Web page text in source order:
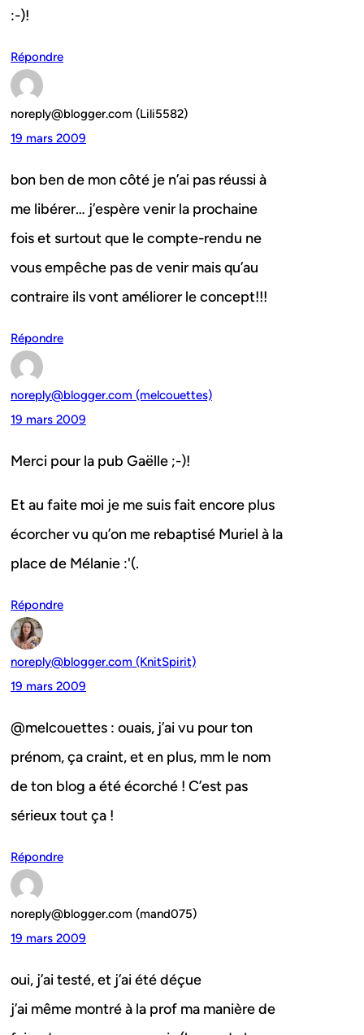
:-)!
Répondre
noreply@blogger.com (Lili5582)
19 mars 2009
bon ben de mon côté je n’ai pas réussi à
me libérer… j’espère venir la prochaine
fois et surtout que le compte-rendu ne
vous empêche pas de venir mais qu’au
contraire ils vont améliorer le concept!!!
Répondre
noreply@blogger.com (melcouettes)
19 mars 2009
Merci pour la pub Gaëlle ;-)!
Et au faite moi je me suis fait encore plus
écorcher vu qu’on me rebaptisé Muriel à la
place de Mélanie :'(.
Répondre
noreply@blogger.com (KnitSpirit)
19 mars 2009
@melcouettes : ouais, j’ai vu pour ton
prénom, ça craint, et en plus, mm le nom
de ton blog a été écorché ! C’est pas
sérieux tout ça !
Répondre
noreply@blogger.com (mand075)
19 mars 2009
oui, j’ai testé, et j’ai été déçue
j’ai même montré à la prof ma manière de